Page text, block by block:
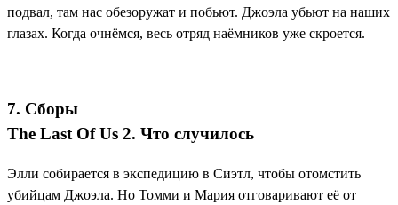
подвал, там нас обезоружат и побьют. Джоэла убьют на наших
глазах. Когда очнёмся, весь отряд наёмников уже скроется.
7. Сборы
The Last Of Us 2. Что случилось
Элли собирается в экспедицию в Сиэтл, чтобы отомстить
убийцам Джоэла. Но Томми и Мария отговаривают её от